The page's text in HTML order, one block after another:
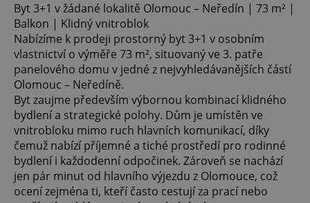
Byt 3+1 v žádané lokalitě Olomouc – Neředín | 73 m² |
Balkon | Klidný vnitroblok
Nabízíme k prodeji prostorný byt 3+1 v osobním
vlastnictví o výměře 73 m², situovaný ve 3. patře
panelového domu v jedné z nejvyhledávanějších částí
Olomouc – Neředíně.
Byt zaujme především výbornou kombinací klidného
bydlení a strategické polohy. Dům je umístěn ve
vnitrobloku mimo ruch hlavních komunikací, díky
čemuž nabízí příjemné a tiché prostředí pro rodinné
bydlení i každodenní odpočinek. Zároveň se nachází
jen pár minut od hlavního výjezdu z Olomouce, což
ocení zejména ti, kteří často cestují za prací nebo